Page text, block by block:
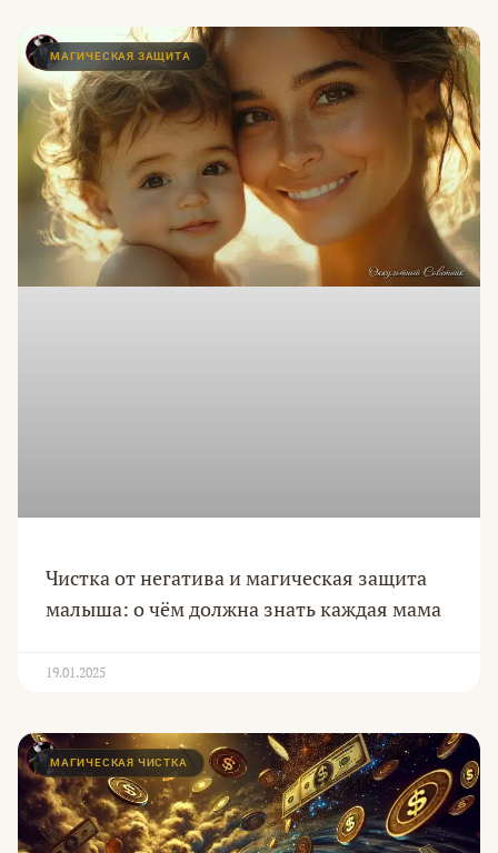
МАГИЧЕСКАЯ ЗАЩИТА
Чистка от негатива и магическая защита
малыша: о чём должна знать каждая мама
19.01.2025
МАГИЧЕСКАЯ ЧИСТКА